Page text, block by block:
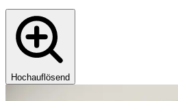
Hochauflösend